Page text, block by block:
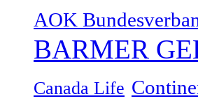
AOK
BARMER
Canada Life